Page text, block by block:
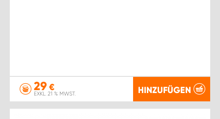
29 €
EXKL. 21 % MWST. HINZUFÜGEN